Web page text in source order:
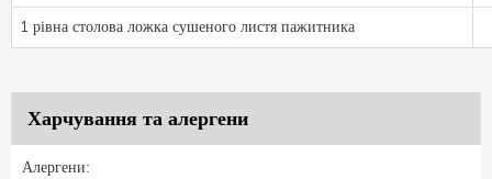
1 рівна столова ложка сушеного листя пажитника
Харчування та алергени
Алергени: